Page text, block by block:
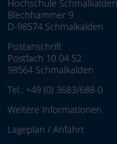
Hochschule Schmalkalden
Blechhammer 9
D-98574 Schmalkalden
Postanschrift
Postfach 10 04 52
98564 Schmalkalden
Tel.: +49 (0) 3683/688-0
Weitere Informationen
Lageplan / Anfahrt